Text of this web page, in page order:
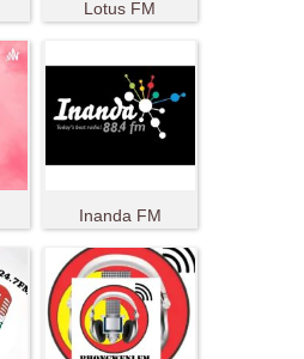
Lotus FM
Inanda FM